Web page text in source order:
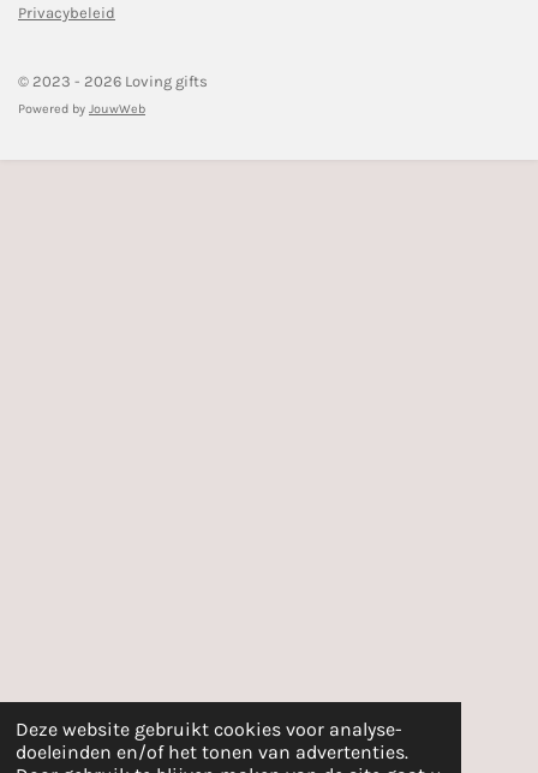
Deze website gebruikt cookies voor analyse-
doeleinden en/of het tonen van advertenties.
Privacybeleid
© 2023 - 2026 Loving gifts
Powered by JouwWeb